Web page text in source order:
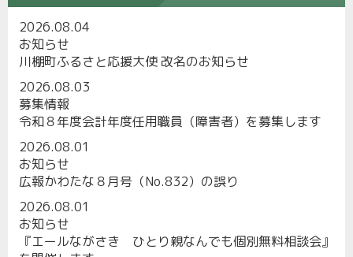
2026.08.04
お知らせ
川棚町ふるさと応援大使 改名のお知らせ
2026.08.03
募集情報
令和８年度会計年度任用職員（障害者）を募集します
2026.08.01
お知らせ
広報かわたな８月号（No.832）の誤り
2026.08.01
お知らせ
『エールながさき ひとり親なんでも個別無料相談会』